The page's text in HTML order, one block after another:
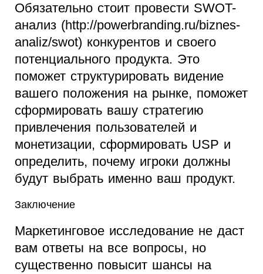
Обязательно стоит провести SWOT-
анализ (http://powerbranding.ru/biznes-
analiz/swot) конкурентов и своего
потенциального продукта. Это
поможет структурировать видение
вашего положения на рынке, поможет
сформировать вашу стратегию
привлечения пользователей и
монетизации, сформировать USP и
определить, почему игроки должны
будут выбрать именно ваш продукт.
Заключение
Маркетинговое исследование не даст
вам ответы на все вопросы, но
существенно повысит шансы на